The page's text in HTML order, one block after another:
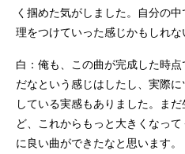
く掴めた気がしました。自分の
理をつけていった感じかもしれな
白：俺も、この曲が完成した時
だなという感じはしたし、実際
している実感もありました。ま
ど、これからもっと大きくなっ
に良い曲ができたなと思います。